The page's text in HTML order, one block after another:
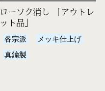
ローソク消し 「アウトレ
ット品」
各宗派
メッキ仕上げ
真鍮製